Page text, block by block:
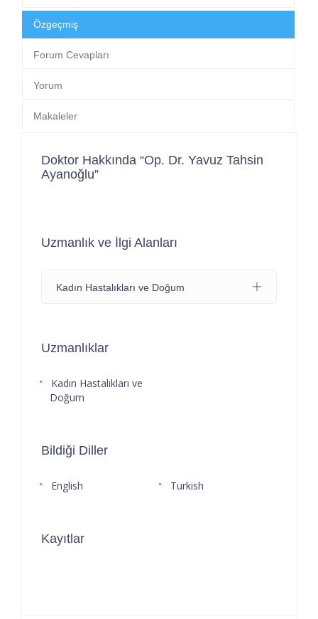
Özgeçmiş
Forum Cevapları
Yorum
Makaleler
Doktor Hakkında “Op. Dr. Yavuz Tahsin
Ayanoğlu”
Uzmanlık ve İlgi Alanları
Kadın Hastalıkları ve Doğum
Uzmanlıklar
Kadın Hastalıkları ve
Doğum
Bildiği Diller
English Turkish
Kayıtlar